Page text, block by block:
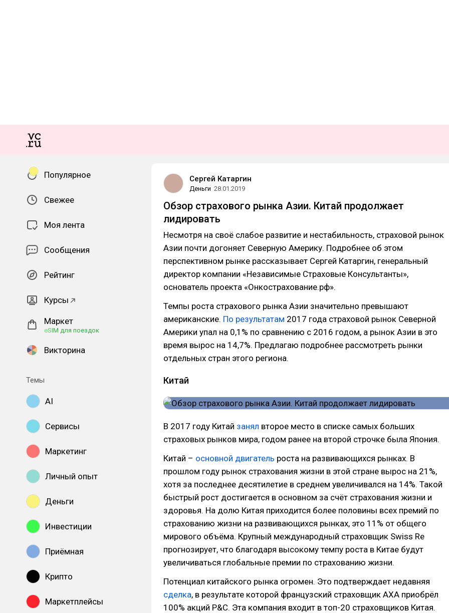
Популярное
Свежее
Моя лента
Сообщения
Рейтинг
Курсы
Маркет
eSIM для поездок
Викторина
Темы
AI
Сервисы
Маркетинг
Личный опыт
Деньги
Инвестиции
Приёмная
Крипто
Маркетплейсы
Сергей Катаргин
Деньги 28.01.2019
Обзор страхового рынка Азии. Китай продолжает
лидировать
Несмотря на своё слабое развитие и нестабильность, страховой рынок
Азии почти догоняет Северную Америку. Подробнее об этом
перспективном рынке рассказывает Сергей Катаргин, генеральный
директор компании «Независимые Страховые Консультанты»,
основатель проекта «Онкострахование.рф».
Темпы роста страхового рынка Азии значительно превышают
американские. По результатам 2017 года страховой рынок Северной
Америки упал на 0,1% по сравнению с 2016 годом, а рынок Азии в это
время вырос на 14,7%. Предлагаю подробнее рассмотреть рынки
отдельных стран этого региона.
Китай
В 2017 году Китай занял второе место в списке самых больших
страховых рынков мира, годом ранее на второй строчке была Япония.
Китай – основной двигатель роста на развивающихся рынках. В
прошлом году рынок страхования жизни в этой стране вырос на 21%,
хотя за последнее десятилетие в среднем увеличивался на 14%. Такой
быстрый рост достигается в основном за счёт страхования жизни и
здоровья. На долю Китая приходится более половины всех премий по
страхованию жизни на развивающихся рынках, это 11% от общего
мирового объёма. Крупный международный страховщик Swiss Re
прогнозирует, что благодаря высокому темпу роста в Китае будут
увеличиваться глобальные премии по страхованию жизни.
Потенциал китайского рынка огромен. Это подтверждает недавняя
сделка, в результате которой французский страховщик AXA приобрёл
100% акций P&C. Эта компания входит в топ-20 страховщиков Китая.